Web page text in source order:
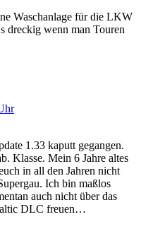
Waschanlage für die LKW
dreckig wenn man Touren
1.33 kaputt gegangen.
Klasse. Mein 6 Jahre altes
in all den Jahren nicht
Ich bin maßlos
auch nicht über das
DLC freuen…